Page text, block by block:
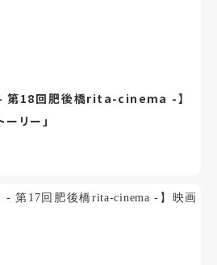
- 第18回肥後橋rita-cinema -】
ーリー」